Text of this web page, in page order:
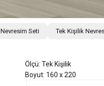
Nevresim Seti Tek Kişilik
Ölçü: Tek Kişilik
Boyut: 160 x 220